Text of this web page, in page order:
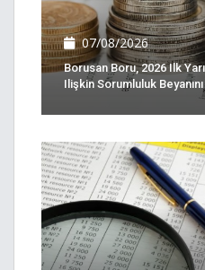
07/08/2026
Borusan Boru, 2026 Ilk
Ilişkin Sorumluluk Beyanını